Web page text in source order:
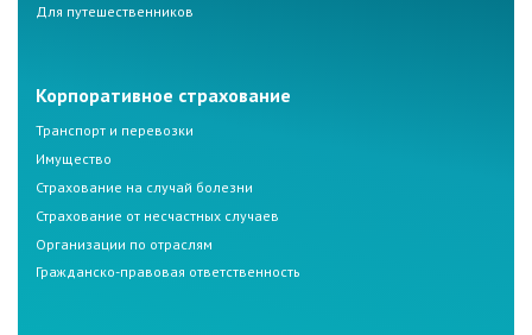
Для путешественников
Корпоративное страхование
Транспорт и перевозки
Имущество
Страхование на случай болезни
Страхование от несчастных случаев
Организации по отраслям
Гражданско-правовая ответственность